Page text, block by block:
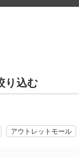
り込む
アウトレットモール